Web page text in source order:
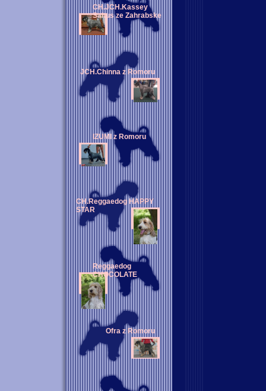
CH.JCH.Kassey
Saltus ze Zahrabske
JCH.Chinna z Romoru
IZUMI z Romoru
CH.Reggaedog HAPPY
STAR
Reggaedog
CHOCOLATE
Ofra z Romoru